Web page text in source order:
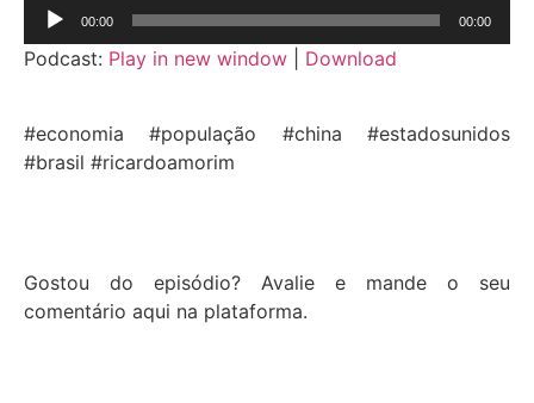
Tocador
áudio
00:00 00:00
Podcast: Play in new window Download
#economia #população #china #estadosunidos
#brasil #ricardoamorim
Gostou do episódio? Avalie e mande o seu
comentário aqui na plataforma.